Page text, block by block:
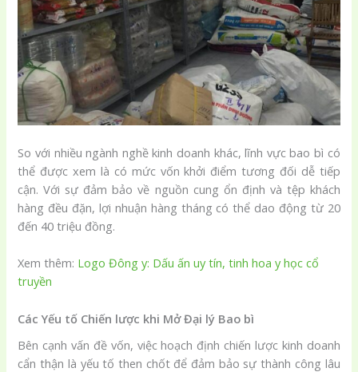
So với nhiều ngành nghề kinh doanh khác, lĩnh vực bao bì có
thể được xem là có mức vốn khởi điểm tương đối dễ tiếp
cận. Với sự đảm bảo về nguồn cung ổn định và tệp khách
hàng đều đặn, lợi nhuận hàng tháng có thể dao động từ 20
đến 40 triệu đồng.
Xem thêm: Logo Đông y: Dấu ấn uy tín, tinh hoa y học cổ
truyền
Các Yếu tố Chiến lược khi Mở Đại lý Bao bì
Bên cạnh vấn đề vốn, việc hoạch định chiến lược kinh doanh
cẩn thận là yếu tố then chốt để đảm bảo sự thành công lâu